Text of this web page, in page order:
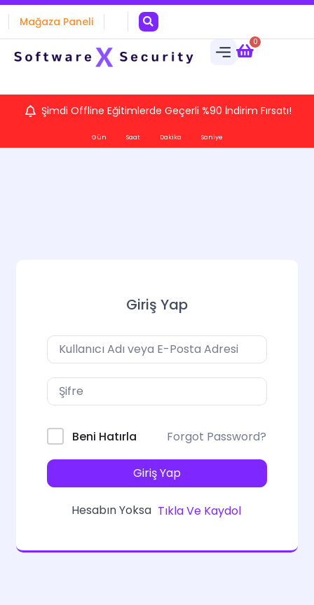
Mağaza Paneli
0
Şimdi Offline Eğitimlerde Geçerli %90 İndirim Fırsatı!
Gün Saat Dakika Saniye
Giriş Yap
Beni Hatırla Forgot Password?
Giriş Yap
Hesabın Yoksa Tıkla Ve Kaydol